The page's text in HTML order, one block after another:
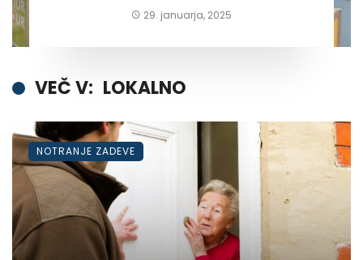
29. januarja, 2025
VEČ V: LOKALNO
NOTRANJE ZADEVE